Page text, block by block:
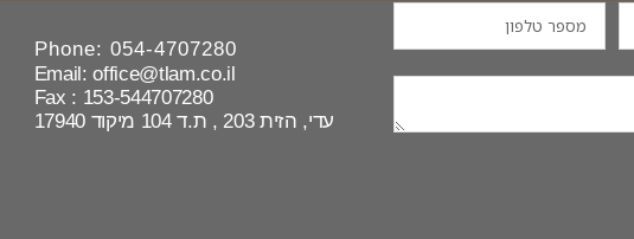
Phone: 054-4707280
Email: office@tlam.co.il​
Fax : 153-544707280
עדי, הזית 203 , ת.ד 104 מיקוד 17940